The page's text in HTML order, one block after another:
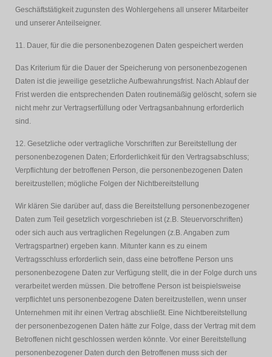
Geschäftstätigkeit zugunsten des Wohlergehens all unserer Mitarbeiter
und unserer Anteilseigner.
11. Dauer, für die die personenbezogenen Daten gespeichert werden
Das Kriterium für die Dauer der Speicherung von personenbezogenen
Daten ist die jeweilige gesetzliche Aufbewahrungsfrist. Nach Ablauf der
Frist werden die entsprechenden Daten routinemäßig gelöscht, sofern sie
nicht mehr zur Vertragserfüllung oder Vertragsanbahnung erforderlich
sind.
12. Gesetzliche oder vertragliche Vorschriften zur Bereitstellung der
personenbezogenen Daten; Erforderlichkeit für den Vertragsabschluss;
Verpflichtung der betroffenen Person, die personenbezogenen Daten
bereitzustellen; mögliche Folgen der Nichtbereitstellung
Wir klären Sie darüber auf, dass die Bereitstellung personenbezogener
Daten zum Teil gesetzlich vorgeschrieben ist (z.B. Steuervorschriften)
oder sich auch aus vertraglichen Regelungen (z.B. Angaben zum
Vertragspartner) ergeben kann. Mitunter kann es zu einem
Vertragsschluss erforderlich sein, dass eine betroffene Person uns
personenbezogene Daten zur Verfügung stellt, die in der Folge durch uns
verarbeitet werden müssen. Die betroffene Person ist beispielsweise
verpflichtet uns personenbezogene Daten bereitzustellen, wenn unser
Unternehmen mit ihr einen Vertrag abschließt. Eine Nichtbereitstellung
der personenbezogenen Daten hätte zur Folge, dass der Vertrag mit dem
Betroffenen nicht geschlossen werden könnte. Vor einer Bereitstellung
personenbezogener Daten durch den Betroffenen muss sich der